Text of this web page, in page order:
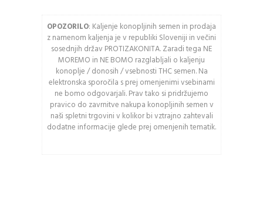
OPOZORILO: Kaljenje konopljinih semen in prodaja
z namenom kaljenja je v republiki Sloveniji in večini
sosednjih držav PROTIZAKONITA. Zaradi tega NE
MOREMO in NE BOMO razglabljali o kaljenju
konoplje / donosih / vsebnosti THC semen. Na
elektronska sporočila s prej omenjenimi vsebinami
ne bomo odgovarjali. Prav tako si pridržujemo
pravico do zavrnitve nakupa konopljinih semen v
naši spletni trgovini v kolikor bi vztrajno zahtevali
dodatne informacije glede prej omenjenih tematik.
Osveži varnostno
kodo
Pozor: Captcha razlikuje
med velikimi in malimi
črkami.
PRIJAVA